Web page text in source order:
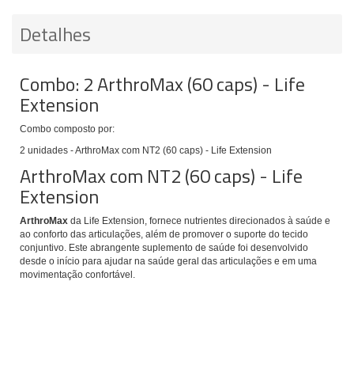
Detalhes
Combo: 2 ArthroMax (60 caps) - Life
Extension
Combo composto por:
2 unidades - ArthroMax com NT2 (60 caps) - Life Extension
ArthroMax com NT2 (60 caps) - Life
Extension
ArthroMax da Life Extension, fornece nutrientes direcionados à saúde e
ao conforto das articulações, além de promover o suporte do tecido
conjuntivo. Este abrangente suplemento de saúde foi desenvolvido
desde o início para ajudar na saúde geral das articulações e em uma
movimentação confortável.